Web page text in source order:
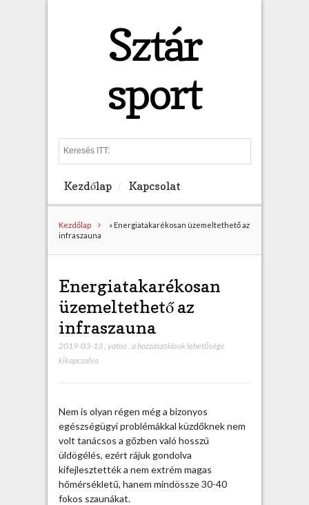
Sztár
sport
e
h
Kezdőlap Kapcsolat
Kezdőlap » Energiatakarékosan üzemeltethető az
infraszauna
Energiatakarékosan
üzemeltethető az
infraszauna
2019-03-13, yatoo, E
i
a
t
a
k
a
a hozzászólások lehetősége
kikapcsolva
Nem is olyan régen még a bizonyos
egészségügyi problémákkal küzdőknek nem
volt tanácsos a gőzben való hosszú
üldögélés, ezért rájuk gondolva
kifejlesztették a nem extrém magas
hőmérsékletű, hanem mindössze 30-40
fokos szaunákat.